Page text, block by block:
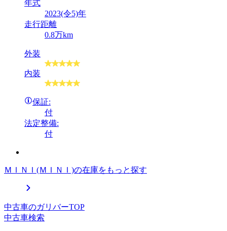
年式
2023(令5)年
走行距離
0.8万km
外装
内装
保証:
付
法定整備:
付
ＭＩＮＩ(ＭＩＮＩ)の在庫をもっと探す
中古車のガリバーTOP
中古車検索